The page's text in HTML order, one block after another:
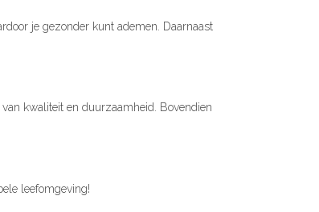
je gezonder kunt ademen. Daarnaast
kwaliteit en duurzaamheid. Bovendien
leefomgeving!